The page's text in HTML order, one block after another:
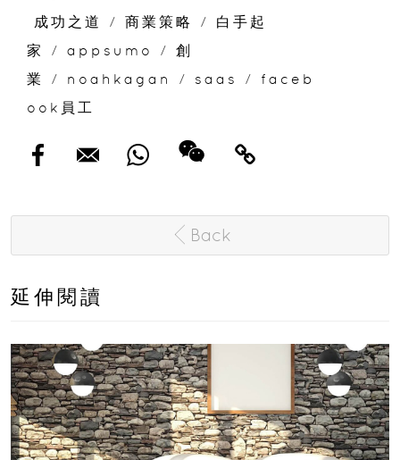
成功之道
/ 商業策略 /
白手起
家
/ appsumo /
創
業
/ noahkagan / saas /
faceb
ook員工
Back
延伸閱讀